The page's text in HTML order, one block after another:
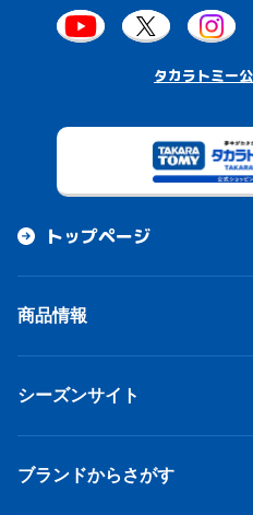
タカラトミー
トップページ
商品情報
シーズンサイト
ブランドからさがす